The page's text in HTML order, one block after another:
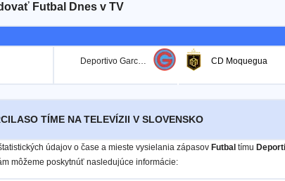
Futbal Dnes v TV
Deportivo Garcilaso CD Moquegua
TÍME NA TELEVÍZII V SLOVENSKO
údajov o čase a mieste vysielania zápasov Futbal tímu
môžeme poskytnúť nasledujúce informácie: